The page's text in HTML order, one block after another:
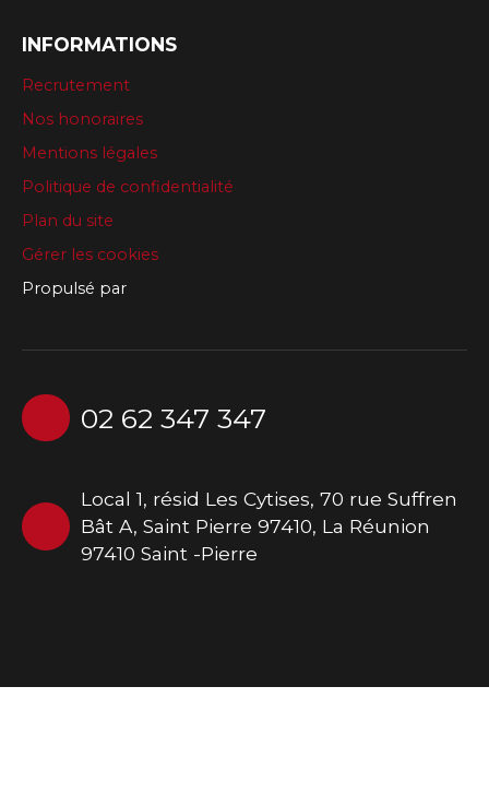
INFORMATIONS
Recrutement
Nos honoraires
Mentions légales
Politique de confidentialité
Plan du site
Gérer les cookies
Propulsé par
02 62 347 347
Local 1, résid Les Cytises, 70 rue Suffren
Bât A, Saint Pierre 97410, La Réunion
97410 Saint -Pierre